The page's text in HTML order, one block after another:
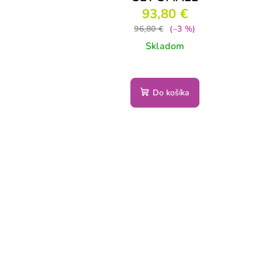
93,80 €
96,80 € (–3 %)
Skladom
Do košíka